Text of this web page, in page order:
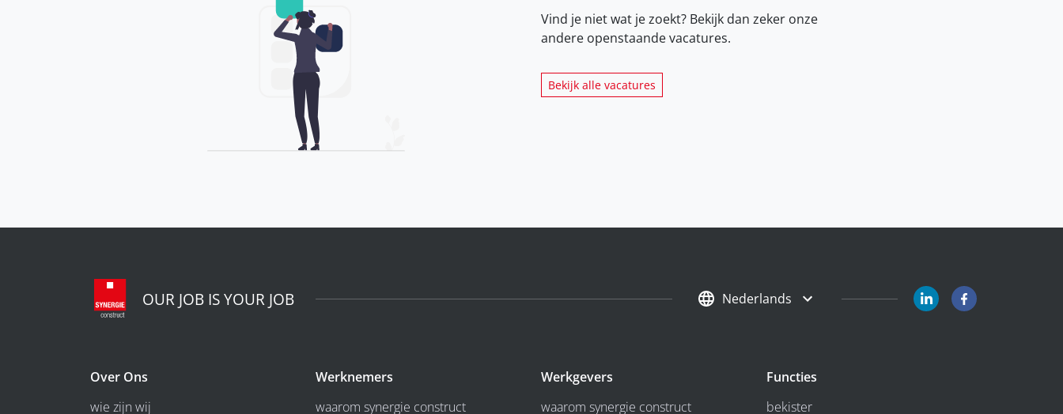
Vind je niet wat je zoekt? Bekijk dan zeker onze
andere openstaande vacatures.
Bekijk alle vacatures
OUR JOB IS YOUR JOB Nederlands
Over Ons
wie zijn wij
Werknemers
waarom synergie construct
Werkgevers
waarom synergie construct
Functies
bekister